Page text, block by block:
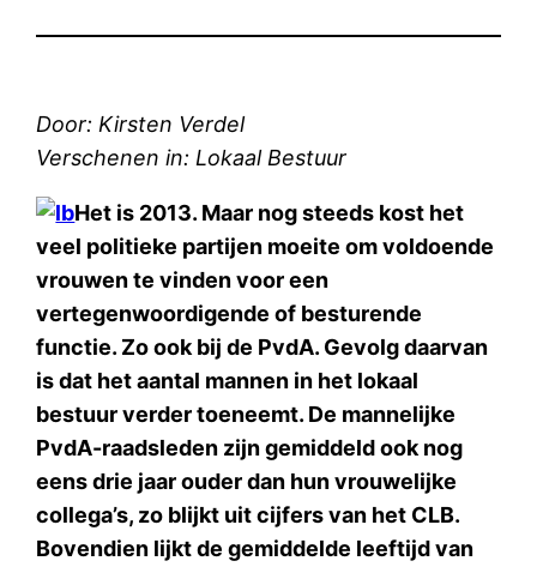
Door: Kirsten Verdel
Verschenen in: Lokaal Bestuur
Het is 2013. Maar nog steeds kost het
veel politieke partijen moeite om voldoende
vrouwen te vinden voor een
vertegenwoordigende of besturende
functie. Zo ook bij de PvdA. Gevolg daarvan
is dat het aantal mannen in het lokaal
bestuur verder toeneemt. De mannelijke
PvdA-raadsleden zijn gemiddeld ook nog
eens drie jaar ouder dan hun vrouwelijke
collega’s, zo blijkt uit cijfers van het CLB.
Bovendien lijkt de gemiddelde leeftijd van